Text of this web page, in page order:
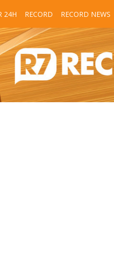
24H RECORD RECORD NEWS